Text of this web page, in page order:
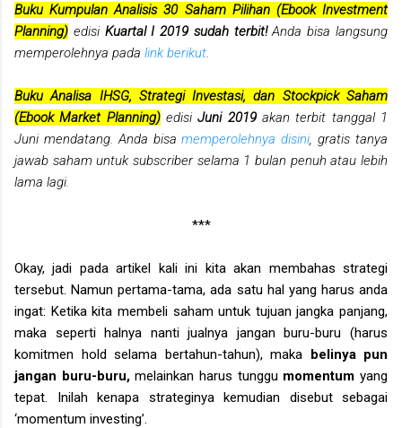
Buku Kumpulan Analisis 30 Saham Pilihan (Ebook Investment
Planning) edisi Kuartal I 2019 sudah terbit!Anda bisa langsung
memperolehnya pada link berikut
Buku Analisa IHSG, Strategi Investasi, dan Stockpick Saham
(Ebook Market Planning)edisiJuni 2019akan terbit tanggal 1
Juni mendatang. Anda bisamemperolehnya disini , gratis tanya
jawab saham untuk subscriber selama 1 bulan penuh atau lebih
lama lagi.
***
Okay, jadi pada artikel kali ini kita akan membahas strategi
tersebut. Namun pertama-tama, ada satu hal yang harus anda
ingat: Ketika kita membeli saham untuk tujuan jangka panjang,
maka seperti halnya nanti jualnya jangan buru-buru (harus
komitmen hold selama bertahun-tahun), maka belinya pun
jangan buru-buru,melainkan harus tunggu momentumyang
tepat. Inilah kenapa strateginya kemudian disebut sebagai
‘momentum investing’.